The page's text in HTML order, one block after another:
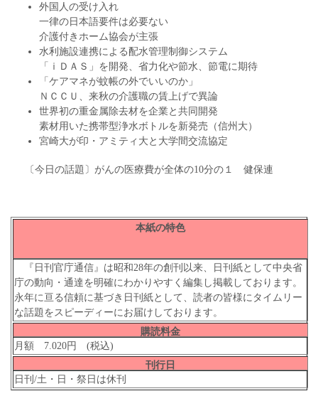
外国人の受け入れ
一律の日本語要件は必要ない
介護付きホーム協会が主張
水利施設連携による配水管理制御システム
「ｉＤＡＳ」を開発、省力化や節水、節電に期待
「ケアマネが蚊帳の外でいいのか」
ＮＣＣＵ、来秋の介護職の賃上げで異論
世界初の重金属除去材を企業と共同開発
素材用いた携帯型浄水ボトルを新発売（信州大）
宮崎大が印・アミティ大と大学間交流協定
〔今日の話題〕がんの医療費が全体の10分の１ 健保連
本紙の特色
『日刊官庁通信』は昭和28年の創刊以来、日刊紙として中央省
庁の動向・通達を明確にわかりやすく編集し掲載しております。
永年に亘る信頼に基づき日刊紙として、読者の皆様にタイムリー
な話題をスピーディーにお届けしております。
購読料金
月額 7.020円 (税込)
刊行日
日刊/土・日・祭日は休刊